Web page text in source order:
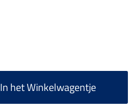
In het Winkelwagentje